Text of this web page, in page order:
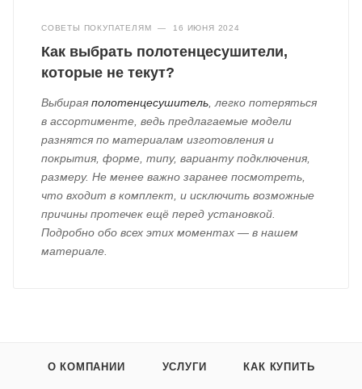
СОВЕТЫ ПОКУПАТЕЛЯМ — 16 ИЮНЯ 2024
Как выбрать полотенцесушители,
которые не текут?
Выбираяполотенцесушитель, легко потеряться
в ассортименте, ведь предлагаемые модели
разнятся по материалам изготовления и
покрытия, форме, типу, варианту подключения,
размеру. Не менее важно заранее посмотреть,
что входит в комплект, и исключить возможные
причины протечек ещё перед установкой.
Подробно обо всех этих моментах — в нашем
материале.
О КОМПАНИИ УСЛУГИ КАК КУПИТЬ